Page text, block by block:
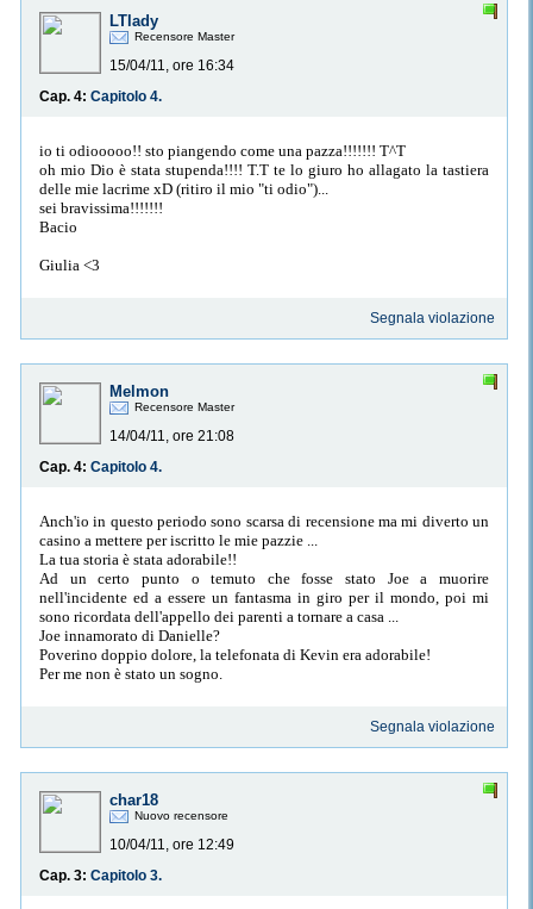
LTlady
Recensore Master
15/04/11, ore 16:34
Cap. 4: Capitolo 4.
io ti odiooooo!! sto piangendo come una pazza!!!!!!! T^T
oh mio Dio è stata stupenda!!!! T.T te lo giuro ho allagato la tastiera
delle mie lacrime xD (ritiro il mio "ti odio")...
sei bravissima!!!!!!!
Bacio
Giulia <3
Segnala violazione
Melmon
Recensore Master
14/04/11, ore 21:08
Cap. 4: Capitolo 4.
Anch'io in questo periodo sono scarsa di recensione ma mi diverto un
casino a mettere per iscritto le mie pazzie ...
La tua storia è stata adorabile!!
Ad un certo punto o temuto che fosse stato Joe a muorire
nell'incidente ed a essere un fantasma in giro per il mondo, poi mi
sono ricordata dell'appello dei parenti a tornare a casa ...
Joe innamorato di Danielle?
Poverino doppio dolore, la telefonata di Kevin era adorabile!
Per me non è stato un sogno.
Segnala violazione
char18
Nuovo recensore
10/04/11, ore 12:49
Cap. 3: Capitolo 3.